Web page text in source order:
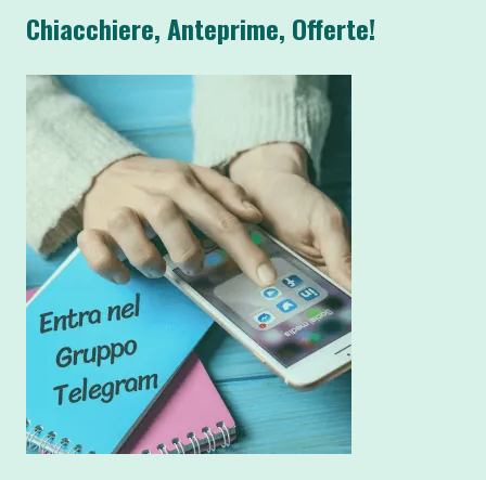
Chiacchiere, Anteprime, Offerte!